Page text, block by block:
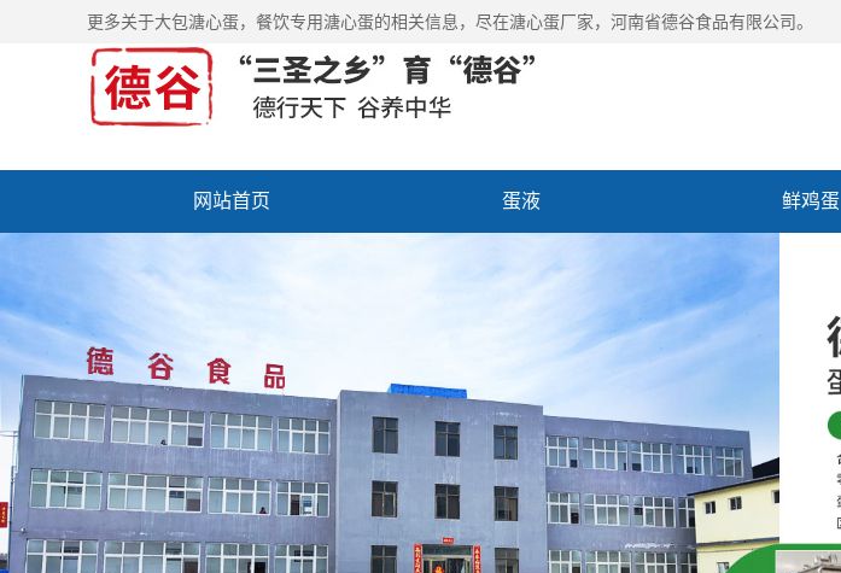
更多关于大包溏心蛋，餐饮专用溏心蛋的相关信息，尽在溏心蛋厂家，河南省德谷食品有限公司。
网站首页 蛋液 鲜鸡蛋